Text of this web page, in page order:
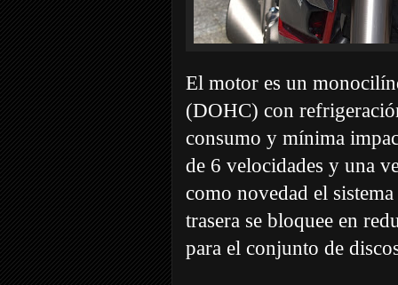
El motor es un
(DOHC) con
consumo y mínima
de 6 velocidades y una
como novedad el
trasera se bloquee en
para el conjunto de